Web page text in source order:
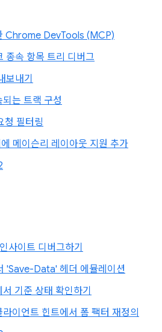
Chrome DevTools (MCP)
종속 항목 트리 디버그
보내기
는 트랙 구성
청 필터링
메이슨리 레이아웃 지원 추가
사이트 디버그하기
'Save-Data' 헤더 에뮬레이션
기준 상태 확인하기
이언트 힌트에서 폼 팩터 재정의